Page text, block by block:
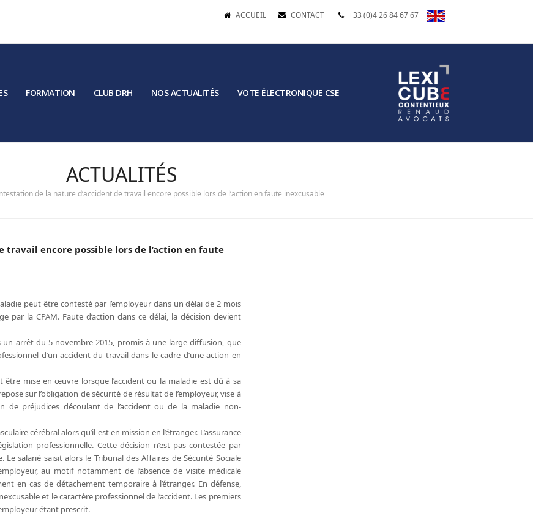
ACCUEIL CONTACT +33 (0)4 26 84 67 67
FORMATION CLUB DRH NOS ACTUALITÉS VOTE ÉLECTRONIQUE CSE
ACTUALITÉS
de la nature d’accident de travail encore possible lors de l’action en faute inexcusable
travail encore possible lors de l’action en faute
peut être contesté par l’employeur dans un délai de 2 mois
la CPAM. Faute d’action dans ce délai, la décision devient
un arrêt du 5 novembre 2015, promis à une large diffusion, que
d’un accident du travail dans le cadre d’une action en
être mise en œuvre lorsque l’accident ou la maladie est dû à sa
sur l’obligation de sécurité de résultat de l’employeur, vise à
de préjudices découlant de l’accident ou de la maladie non-
cérébral alors qu’il est en mission en l’étranger. L’assurance
professionnelle. Cette décision n’est pas contestée par
salarié saisit alors le Tribunal des Affaires de Sécurité Sociale
au motif notamment de l’absence de visite médicale
en cas de détachement temporaire à l’étranger. En défense,
et le caractère professionnel de l’accident. Les premiers
étant prescrit.